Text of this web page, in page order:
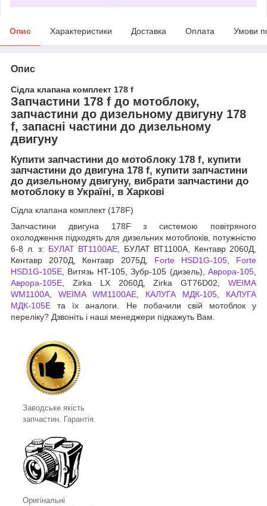
Опис Характеристики Доставка Оплата Умови
Опис
Сідла клапана комплект 178 f
Запчастини 178 f до мотоблоку,
запчастини до дизельному двигуну 178
f, запасні частини до дизельному
двигуну
Купити запчастини до мотоблоку 178 f, купити
запчастини до двигуна 178 f, купити запчастини
до дизельному двигуну, вибрати запчастини до
мотоблоку в Україні, в Харкові
Сідла клапана комплект (178F)
Запчастини двигуна 178F з системою повітряного
охолодження підходять для дизельних мотоблоків, потужністю
6-8 л. з: БУЛАТ ВТ1100АЕ, БУЛАТ ВТ1100А, Кентавр 2060Д,
Кентавр 2070Д, Кентавр 2075Д, Forte HSD1G-105, Forte
HSD1G-105Е, Витязь HT-105, Зубр-105 (дизель), Аврора-105,
Аврора-105Е, Zirka LX 2060Д, Zirka GT76D02, WEIMA
WM1100A, WEIMA WM1100AЕ, КАЛУГА МДК-105, КАЛУГА
МДК-105Е та їх аналоги. Не побачили свій мотоблок у
переліку? Дзвоніть і наші менеджери підкажуть Вам.
Заводське якість
запчастин. Гарантія.
Оригінальні